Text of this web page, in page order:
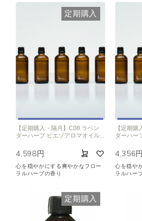
定期購入
【定期購入・隔月】C08 ラベン
ダーハーブ ピエゾアロマオイル...
4,598円
心を穏やかにする爽やかなフロー
ラルハーブの香り
【定期
ダーハー
4,356円
心を穏や
ラルハー
定期購入